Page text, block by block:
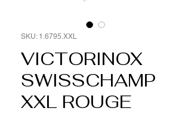
SKU: 1.6795.XXL
VICTORINOX
SWISSCHAMP
XXL ROUGE